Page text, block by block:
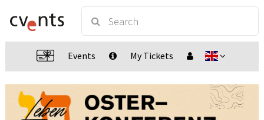
Events My Tickets